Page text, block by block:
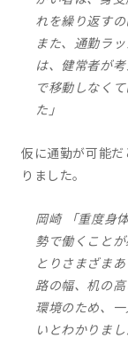
れを繰り返す
また、通勤ラ
は、健常者が
で移動しなく
た」
仮に通勤が可能
りました。
岡崎 「重度身
勢で働くこと
とりさまざま
路の幅、机の
環境のため、
いとわかりまし